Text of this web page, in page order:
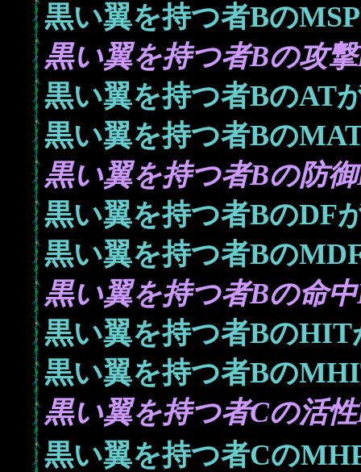
黒い翼を持つ者Bの
黒い翼を持つ者Bの攻
黒い翼を持つ者BのAT
黒い翼を持つ者Bの
黒い翼を持つ者Bの防
黒い翼を持つ者BのDF
黒い翼を持つ者Bの
黒い翼を持つ者Bの命
黒い翼を持つ者BのHIT
黒い翼を持つ者Bの
黒い翼を持つ者Cの活
黒い翼を持つ者Cの